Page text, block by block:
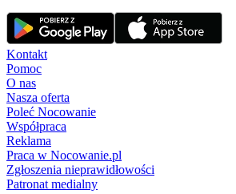
Kontakt
Pomoc
O nas
Nasza oferta
Poleć Nocowanie
Współpraca
Reklama
Praca w Nocowanie.pl
Zgłoszenia nieprawidłowości
Patronat medialny